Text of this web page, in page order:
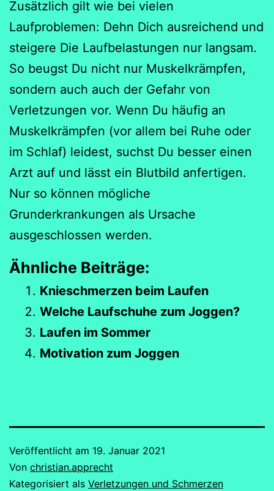
Zusätzlich gilt wie bei vielen
Laufproblemen: Dehn Dich ausreichend und
steigere Die Laufbelastungen nur langsam.
So beugst Du nicht nur Muskelkrämpfen,
sondern auch auch der Gefahr von
Verletzungen vor. Wenn Du häufig an
Muskelkrämpfen (vor allem bei Ruhe oder
im Schlaf) leidest, suchst Du besser einen
Arzt auf und lässt ein Blutbild anfertigen.
Nur so können mögliche
Grunderkrankungen als Ursache
ausgeschlossen werden.
Ähnliche Beiträge:
Knieschmerzen beim Laufen
Welche Laufschuhe zum Joggen?
Laufen im Sommer
Motivation zum Joggen
Veröffentlicht am 19. Januar 2021
Von christian.apprecht
Kategorisiert als Verletzungen und Schmerzen